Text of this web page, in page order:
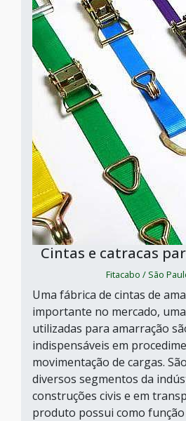
Cintas e catracas
Fitacabo / São
Uma fábrica de cintas de
importante no mercado,
utilizadas para amarração
indispensáveis em
movimentação de cargas.
diversos segmentos da
construções civis e em
produto possui como